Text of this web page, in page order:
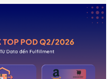
hàng trên Etsy, mức thu nhập
“góc khuất” mà phần lớn người
định liệu Etsy có phải là nền
của bạn hay không.